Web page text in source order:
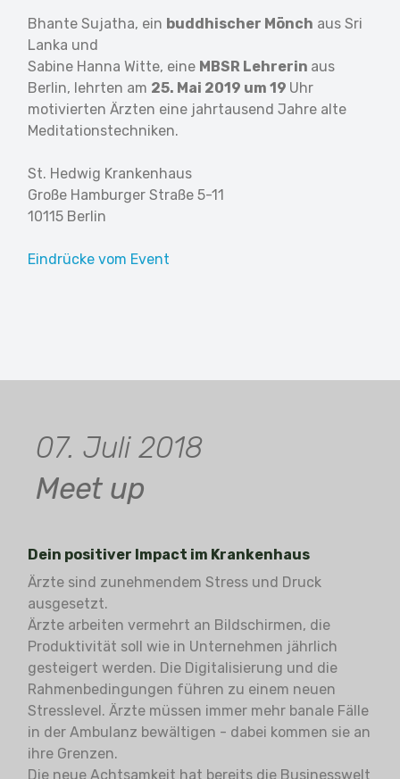
Bhante Sujatha, ein buddhischer Mönch aus Sri
Lanka und
Sabine Hanna Witte, eine MBSR Lehrerin aus
Berlin, lehrten am 25. Mai 2019 um 19 Uhr
motivierten Ärzten eine jahrtausend Jahre alte
Meditationstechniken.
St. Hedwig Krankenhaus
Große Hamburger Straße 5-11
10115 Berlin
Eindrücke vom Event
07. Juli 2018
Meet up
Dein positiver Impact im Krankenhaus
Ärzte sind zunehmendem Stress und Druck
ausgesetzt.
Ärzte arbeiten vermehrt an Bildschirmen, die
Produktivität soll wie in Unternehmen jährlich
gesteigert werden. Die Digitalisierung und die
Rahmenbedingungen führen zu einem neuen
Stresslevel. Ärzte müssen immer mehr banale Fälle
in der Ambulanz bewältigen - dabei kommen sie an
ihre Grenzen.
Die neue Achtsamkeit hat bereits die Businesswelt